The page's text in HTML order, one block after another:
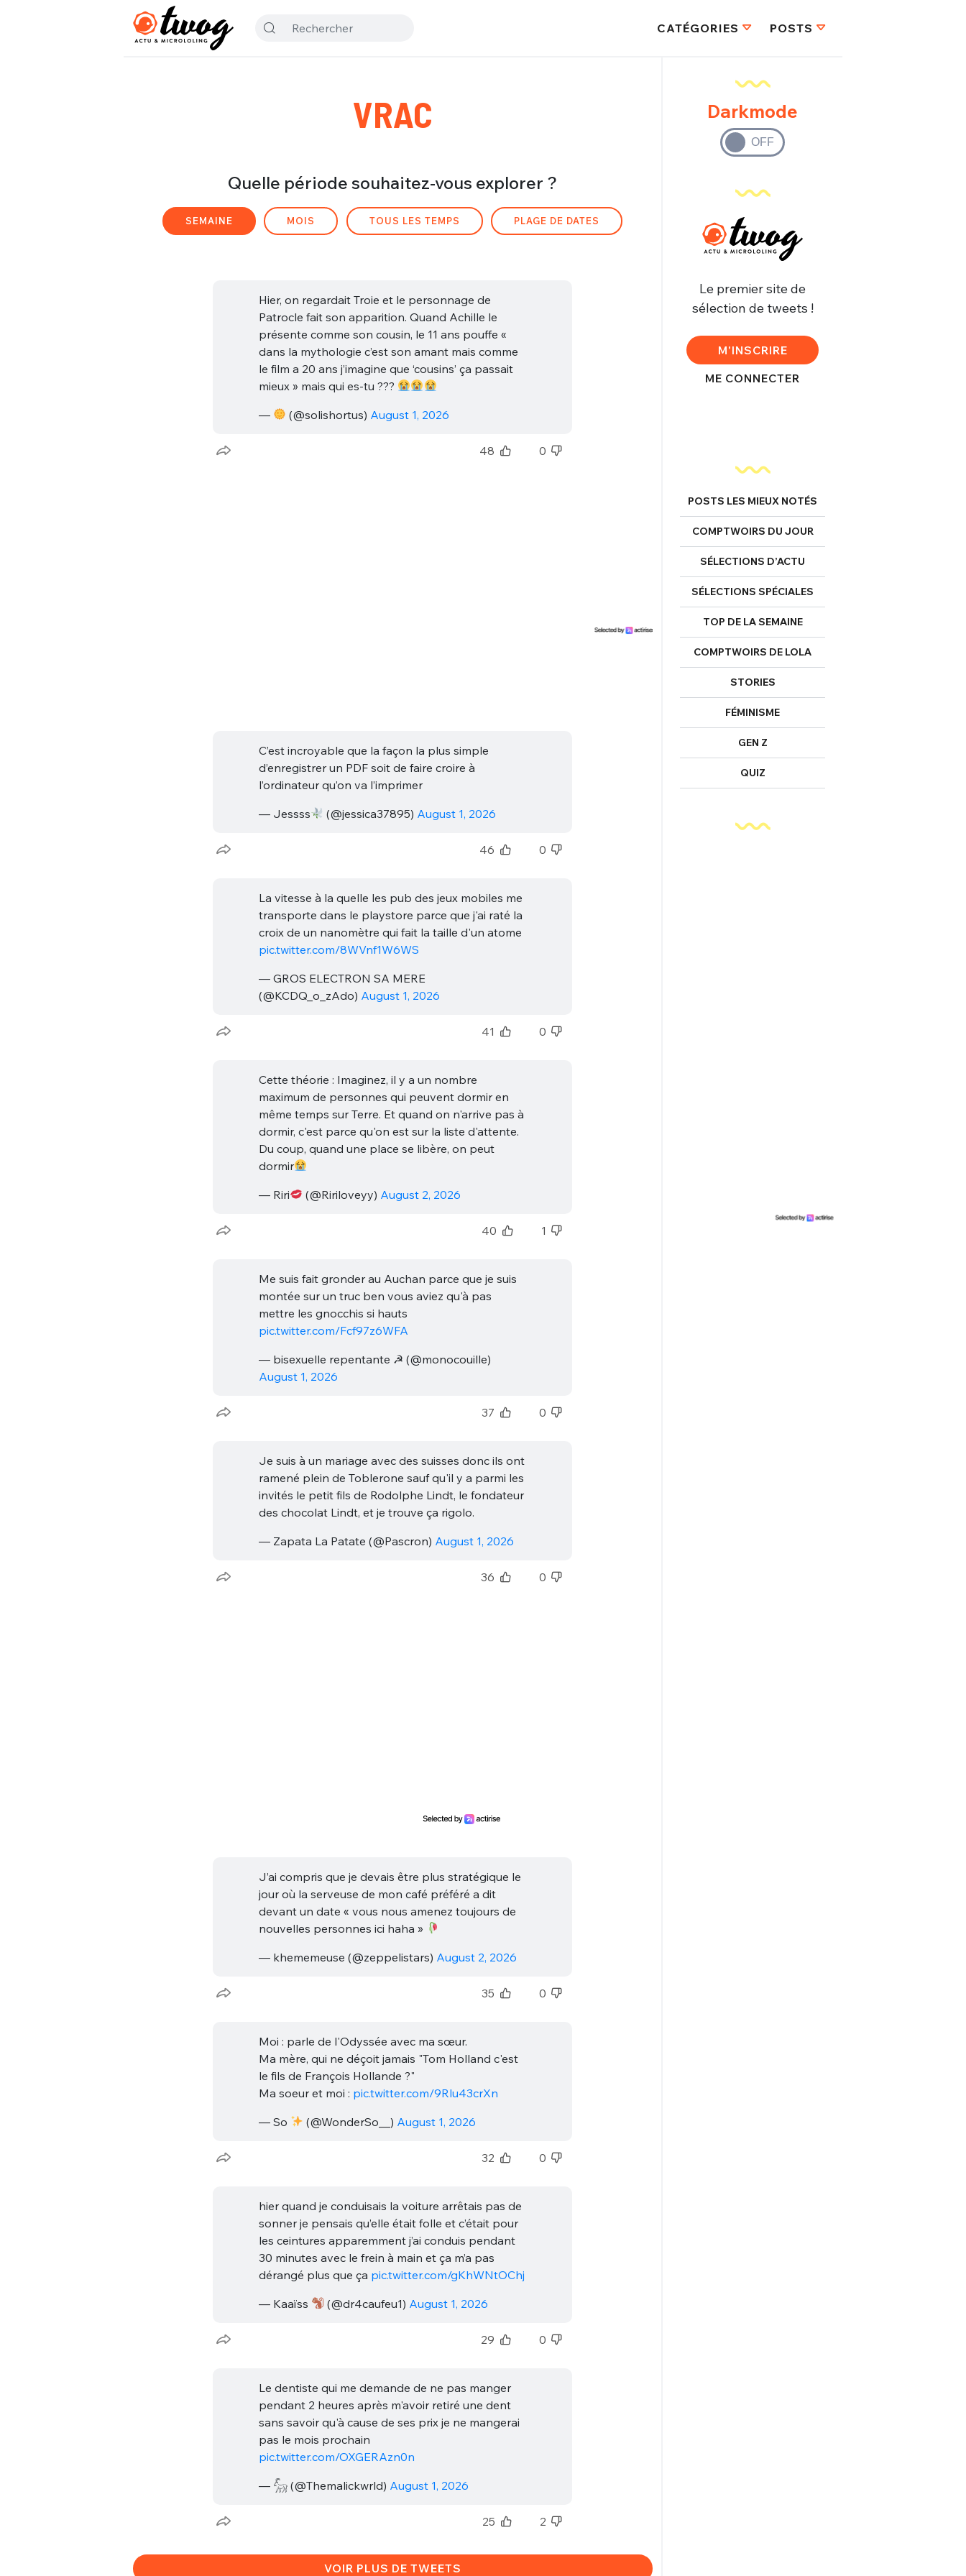
CATÉGORIES POSTS
VRAC
Quelle période souhaitez-vous explorer ?
SEMAINE MOIS TOUS LES TEMPS PLAGE DE DATES
Hier, on regardait Troie et le personnage de
Patrocle fait son apparition. Quand Achille le
présente comme son cousin, le 11 ans pouffe «
dans la mythologie c’est son amant mais comme
le film a 20 ans j’imagine que ‘cousins’ ça passait
mieux » mais qui es-tu ???
—
(@solishortus) August 1, 2026
48 0
C’est incroyable que la façon la plus simple
d’enregistrer un PDF soit de faire croire à
l’ordinateur qu’on va l’imprimer
— Jessss
(@jessica37895) August 1, 2026
46 0
La vitesse à la quelle les pub des jeux mobiles me
transporte dans le playstore parce que j'ai raté la
croix de un nanomètre qui fait la taille d'un atome
pic.twitter.com/8WVnf1W6WS
— GROS ELECTRON SA MERE
(@KCDQ_o_zAdo) August 1, 2026
41 0
Cette théorie : Imaginez, il y a un nombre
maximum de personnes qui peuvent dormir en
même temps sur Terre. Et quand on n'arrive pas à
dormir, c'est parce qu'on est sur la liste d'attente.
Du coup, quand une place se libère, on peut
dormir
— Riri
(@Ririloveyy) August 2, 2026
40 1
Me suis fait gronder au Auchan parce que je suis
montée sur un truc ben vous aviez qu'à pas
mettre les gnocchis si hauts
pic.twitter.com/Fcf97z6WFA
— bisexuelle repentante ☭ (@monocouille)
August 1, 2026
37 0
Je suis à un mariage avec des suisses donc ils ont
ramené plein de Toblerone sauf qu'il y a parmi les
invités le petit fils de Rodolphe Lindt, le fondateur
des chocolat Lindt, et je trouve ça rigolo.
— Zapata La Patate (@Pascron) August 1, 2026
36 0
J’ai compris que je devais être plus stratégique le
jour où la serveuse de mon café préféré a dit
devant un date « vous nous amenez toujours de
nouvelles personnes ici haha »
— khememeuse (@zeppelistars) August 2, 2026
35 0
Moi : parle de l'Odyssée avec ma sœur.
Ma mère, qui ne déçoit jamais "Tom Holland c'est
le fils de François Hollande ?"
Ma soeur et moi : pic.twitter.com/9Rlu43crXn
— So
(@WonderSo__) August 1, 2026
32 0
hier quand je conduisais la voiture arrêtais pas de
sonner je pensais qu’elle était folle et c’était pour
les ceintures apparemment j’ai conduis pendant
30 minutes avec le frein à main et ça m’a pas
dérangé plus que ça pic.twitter.com/gKhWNtOChj
— Kaaïss
(@dr4caufeu1) August 1, 2026
29 0
Le dentiste qui me demande de ne pas manger
pendant 2 heures après m'avoir retiré une dent
sans savoir qu'à cause de ses prix je ne mangerai
pas le mois prochain
pic.twitter.com/OXGERAzn0n
— 𓃵 (@Themalickwrld) August 1, 2026
25 2
VOIR PLUS DE TWEETS
Darkmode
Le premier site de
sélection de tweets !
M'INSCRIRE
ME CONNECTER
POSTS LES MIEUX NOTÉS
COMPTWOIRS DU JOUR
SÉLECTIONS D’ACTU
SÉLECTIONS SPÉCIALES
TOP DE LA SEMAINE
COMPTWOIRS DE LOLA
STORIES
FÉMINISME
GEN Z
QUIZ
Bienvenue !
MOT DE PASSE
VOTRE PARTICIPATION
Que souhaitez-vous proposer ?